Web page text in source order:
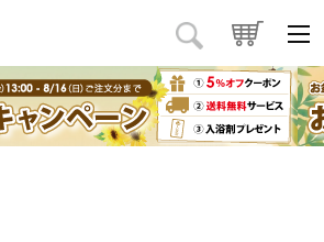
円～ 円